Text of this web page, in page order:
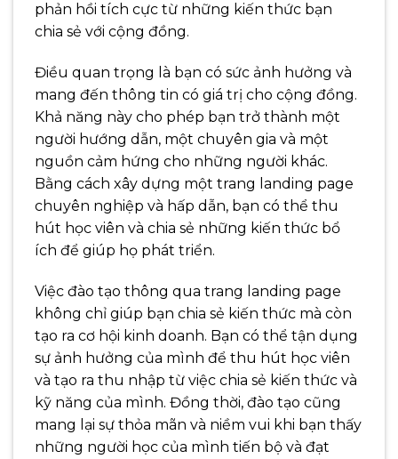
phản hồi tích cực từ những kiến thức bạn
chia sẻ với cộng đồng.
Điều quan trọng là bạn có sức ảnh hưởng và
mang đến thông tin có giá trị cho cộng đồng.
Khả năng này cho phép bạn trở thành một
người hướng dẫn, một chuyên gia và một
nguồn cảm hứng cho những người khác.
Bằng cách xây dựng một trang landing page
chuyên nghiệp và hấp dẫn, bạn có thể thu
hút học viên và chia sẻ những kiến thức bổ
ích để giúp họ phát triển.
Việc đào tạo thông qua trang landing page
không chỉ giúp bạn chia sẻ kiến thức mà còn
tạo ra cơ hội kinh doanh. Bạn có thể tận dụng
sự ảnh hưởng của mình để thu hút học viên
và tạo ra thu nhập từ việc chia sẻ kiến thức và
kỹ năng của mình. Đồng thời, đào tạo cũng
mang lại sự thỏa mãn và niềm vui khi bạn thấy
những người học của mình tiến bộ và đạt